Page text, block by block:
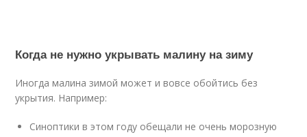
Когда не нужно укрывать малину на зиму
Иногда малина зимой может и вовсе обойтись без
укрытия. Например:
Синоптики в этом году обещали не очень морозную